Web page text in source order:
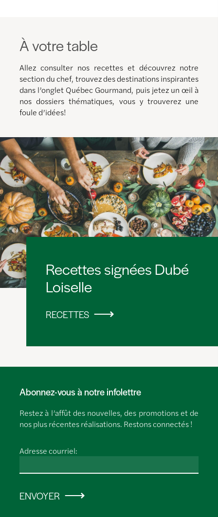
À votre table
Allez consulter nos recettes et découvrez notre
section du chef, trouvez des destinations inspirantes
dans l’onglet Québec Gourmand, puis jetez un œil à
nos dossiers thématiques, vous y trouverez une
foule d’idées!
Recettes signées Dubé
Loiselle
RECETTES
Abonnez-vous à notre infolettre
Restez à l’affût des nouvelles, des promotions et de
nos plus récentes réalisations. Restons connectés !
Adresse courriel:
ENVOYER